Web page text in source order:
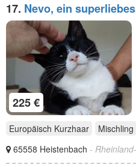
17. Nevo, ein
SEINE Familie
225 €
Europäisch Kurzhaar Mischling
65558 Heistenbach -